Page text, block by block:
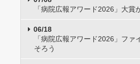
「病院広報アワード2026」大賞
06/18
「病院広報アワード2026」ファ
そろう